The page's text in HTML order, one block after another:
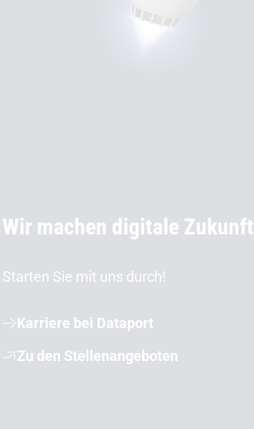
Wir machen digitale Zukunft
Starten Sie mit uns durch!
Karriere bei Dataport
Zu den Stellenangeboten